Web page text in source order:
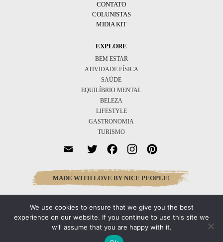
CONTATO
COLUNISTAS
MIDIA KIT
EXPLORE
BEM ESTAR
ATIVIDADE FÍSICA
SAÚDE
EQUILÍBRIO MENTAL
BELEZA
LIFESTYLE
GASTRONOMIA
TURISMO
TwitterFacebookInstagram
MADE WITH LOVE BY NICE PEOPLE!
Inscreva-se
We use cookies to ensure that we give you the best
experience on our website. If you continue to use this site we
will assume that you are happy with it.